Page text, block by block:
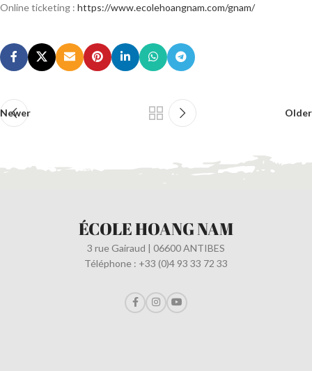
Online ticketing : https://www.ecolehoangnam.com/gnam/
Newer Older
ÉCOLE HOANG NAM
3 rue Gairaud | 06600 ANTIBES
Téléphone : +33 (0)4 93 33 72 33